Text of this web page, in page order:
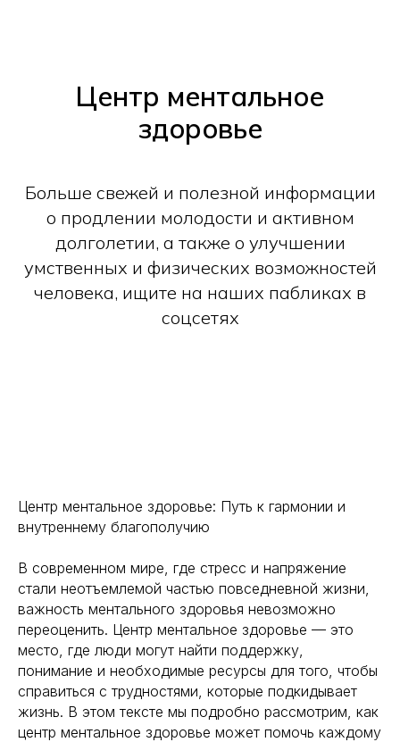
Центр ментальное
здоровье
Больше свежей и полезной информации
о продлении молодости и активном
долголетии, а также о улучшении
умственных и физических возможностей
человека, ищите на наших пабликах в
соцсетях
Центр ментальное здоровье: Путь к гармонии и
внутреннему благополучию
В современном мире, где стресс и напряжение
стали неотъемлемой частью повседневной жизни,
важность ментального здоровья невозможно
переоценить. Центр ментальное здоровье — это
место, где люди могут найти поддержку,
понимание и необходимые ресурсы для того, чтобы
справиться с трудностями, которые подкидывает
жизнь. В этом тексте мы подробно рассмотрим, как
центр ментальное здоровье может помочь каждому